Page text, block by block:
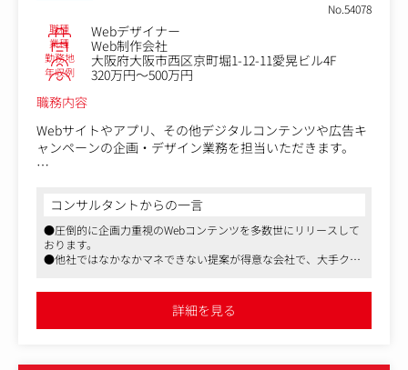
No.54078
職種 Webデザイナー
業種 Web制作会社
勤務地 大阪府大阪市西区京町堀1-12-11愛晃ビル4F
年収例
320万円～500万円
職務内容
Webサイトやアプリ、その他デジタルコンテンツや広告キ
ャンペーンの企画・デザイン業務を担当いただきます。
・企業ブランディングのVI開発
・コーポレートサイトのデザイン
・企業のキャンペーンサイトのデザイン
・Webメディアに関わるデザイン
など
基本的にWebの制作が中心ですが、グラフィック、紙媒
体、プロダクト、メインビジュアルなど、さまざまな制作
コンサルタントからの一言
●圧倒的に企画力重視のWebコンテンツを多数世にリリースして
おります。
●他社ではなかなかマネできない提案が得意な会社で、大手クラ
ャーのため、トータルで働きやすい環境です。
詳細を見る